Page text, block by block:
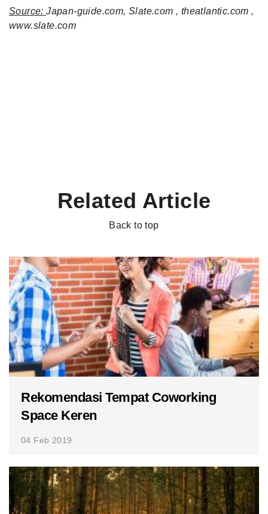
Source:Japan-guide.com, Slate.com , theatlantic.com ,
www.slate.com
Related Article
Back to top
Rekomendasi Tempat Coworking
Space Keren
04 Feb 2019